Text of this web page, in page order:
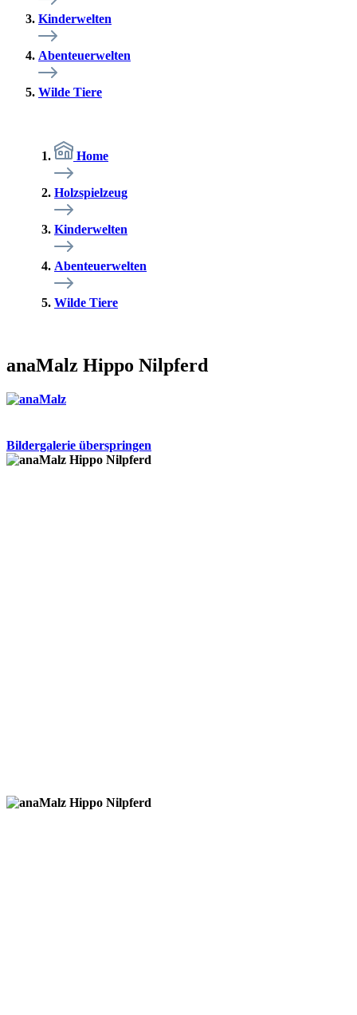
Kinderwelten
Abenteuerwelten
Wilde Tiere
Home
Holzspielzeug
Kinderwelten
Abenteuerwelten
Wilde Tiere
anaMalz Hippo Nilpferd
Bildergalerie überspringen